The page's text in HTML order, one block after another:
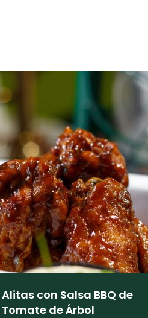
Alitas con Salsa BBQ de
Tomate de Árbol